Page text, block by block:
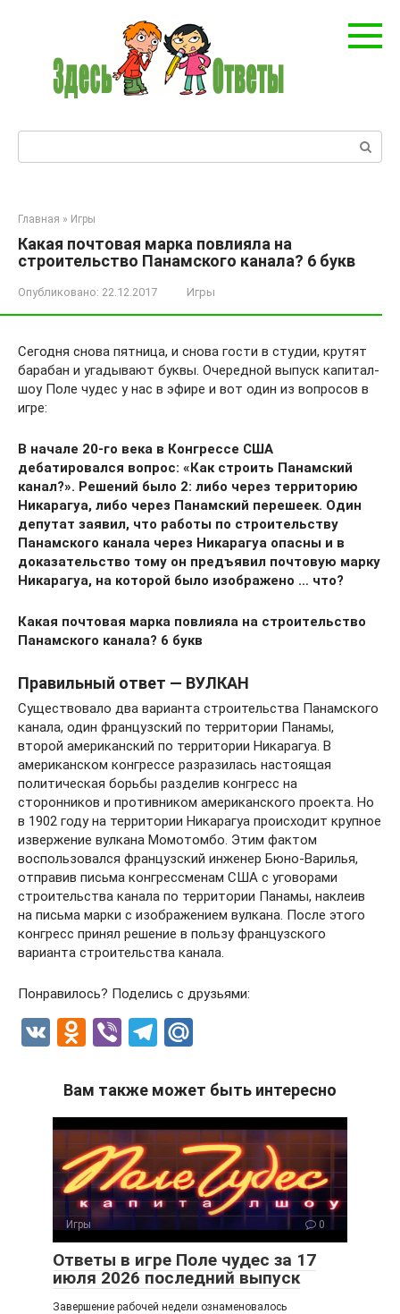
Поиск:
Главная » Игры
Какая почтовая марка повлияла на
строительство Панамского канала? 6 букв
Опубликовано: 22.12.2017 Игры
Сегодня снова пятница, и снова гости в студии, крутят
барабан и угадывают буквы. Очередной выпуск капитал-
шоу Поле чудес у нас в эфире и вот один из вопросов в
игре:
В начале 20-го века в Конгрессе США
дебатировался вопрос: «Как строить Панамский
канал?». Решений было 2: либо через территорию
Никарагуа, либо через Панамский перешеек. Один
депутат заявил, что работы по строительству
Панамского канала через Никарагуа опасны и в
доказательство тому он предъявил почтовую марку
Никарагуа, на которой было изображено … что?
Какая почтовая марка повлияла на строительство
Панамского канала? 6 букв
Правильный ответ — ВУЛКАН
Существовало два варианта строительства Панамского
канала, один французский по территории Панамы,
второй американский по территории Никарагуа. В
американском конгрессе разразилась настоящая
политическая борьбы разделив конгресс на
сторонников и противником американского проекта. Но
в 1902 году на территории Никарагуа происходит крупное
извержение вулкана Момотомбо. Этим фактом
воспользовался французский инженер Бюно-Варилья,
отправив письма конгрессменам США с уговорами
строительства канала по территории Панамы, наклеив
на письма марки с изображением вулкана. После этого
конгресс принял решение в пользу французского
варианта строительства канала.
Понравилось? Поделись с друзьями:
V
O
n
o
kl
a
ss
ni
ki
Vi
er
T
e
gr
a
m
.R
u
Вам также может быть интересно
Игры 0
Ответы в игре Поле чудес за 17
июля 2026 последний выпуск
Завершение рабочей недели ознаменовалось